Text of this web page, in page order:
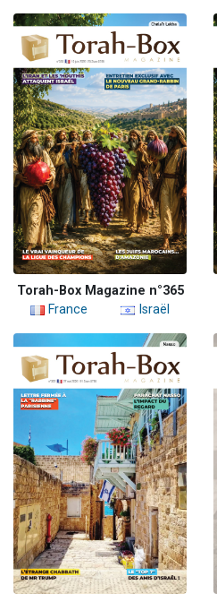
Torah-Box Magazine n°365
France
Israël